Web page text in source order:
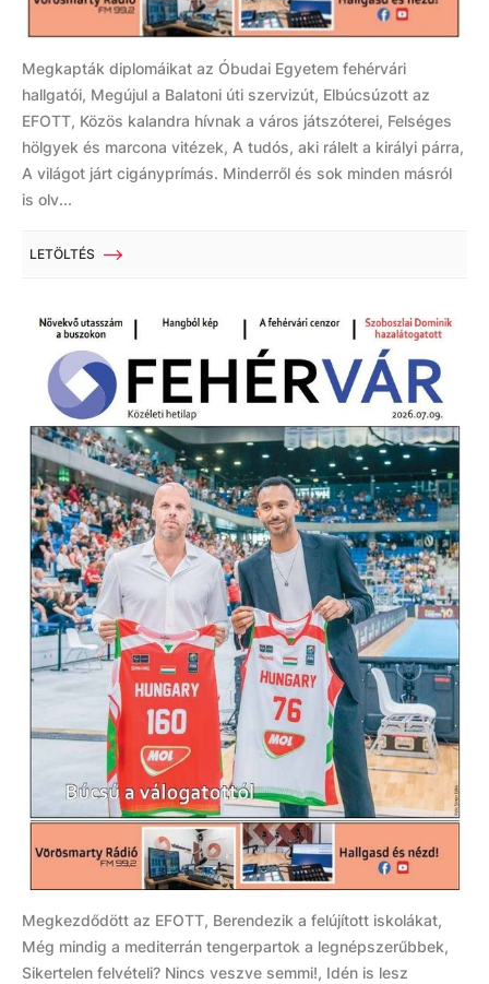
Megkapták diplomáikat az Óbudai Egyetem fehérvári
hallgatói, Megújul a Balatoni úti szervizút, Elbúcsúzott az
EFOTT, Közös kalandra hívnak a város játszóterei, Felséges
hölgyek és marcona vitézek, A tudós, aki rálelt a királyi párra,
A világot járt cigányprímás. Minderről és sok minden másról
is olv...
LETÖLTÉS
Megkezdődött az EFOTT, Berendezik a felújított iskolákat,
Még mindig a mediterrán tengerpartok a legnépszerűbbek,
Sikertelen felvételi? Nincs veszve semmi!, Idén is lesz